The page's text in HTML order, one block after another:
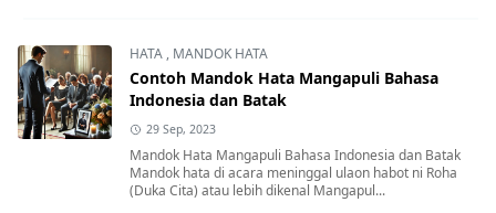
HATA , MANDOK HATA
Contoh Mandok Hata Mangapuli Bahasa
Indonesia dan Batak
29 Sep, 2023
Mandok Hata Mangapuli Bahasa Indonesia dan Batak
Mandok hata di acara meninggal ulaon habot ni Roha
(Duka Cita) atau lebih dikenal Mangapul...